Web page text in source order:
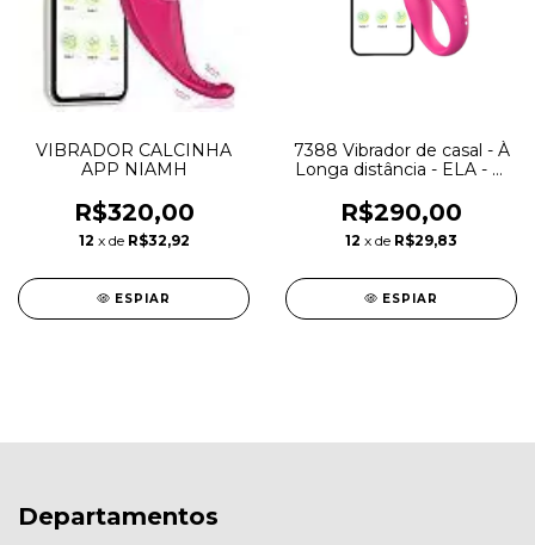
VIBRADOR CALCINHA
APP NIAMH
R$320,00
12 x de R$32,92
ESPIAR
7388 Vibrador de casal - À
Longa distância - ELA - SI
R$290,00
12 x de R$29,83
ESPIAR
Departamentos